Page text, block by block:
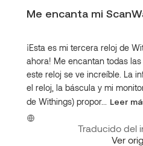
Me encanta mi
¡Esta es mi tercera reloj de
ahora! Me encantan todas
este reloj se ve increíble. La
el reloj, la báscula y mi
de Withings) propor...
Leer
Traducido del
Ver